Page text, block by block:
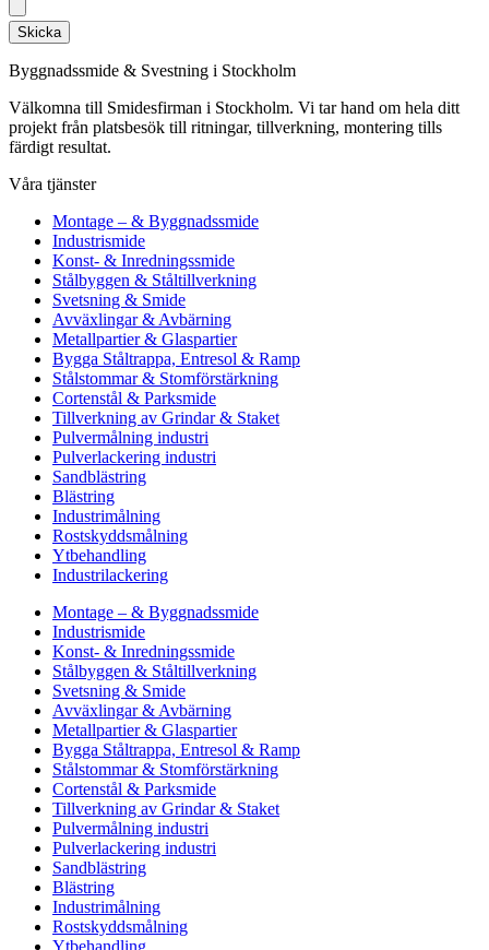
Skicka
Byggnadssmide & Svestning i Stockholm
Välkomna till Smidesfirman i Stockholm. Vi tar hand om hela ditt
projekt från platsbesök till ritningar, tillverkning, montering tills
färdigt resultat.
Våra tjänster
Montage – & Byggnadssmide
Industrismide
Konst- & Inredningssmide
Stålbyggen & Ståltillverkning
Svetsning & Smide
Avväxlingar & Avbärning
Metallpartier & Glaspartier
Bygga Ståltrappa, Entresol & Ramp
Stålstommar & Stomförstärkning
Cortenstål & Parksmide
Tillverkning av Grindar & Staket
Pulvermålning industri
Pulverlackering industri
Sandblästring
Blästring
Industrimålning
Rostskyddsmålning
Ytbehandling
Industrilackering
Montage – & Byggnadssmide
Industrismide
Konst- & Inredningssmide
Stålbyggen & Ståltillverkning
Svetsning & Smide
Avväxlingar & Avbärning
Metallpartier & Glaspartier
Bygga Ståltrappa, Entresol & Ramp
Stålstommar & Stomförstärkning
Cortenstål & Parksmide
Tillverkning av Grindar & Staket
Pulvermålning industri
Pulverlackering industri
Sandblästring
Blästring
Industrimålning
Rostskyddsmålning
Ytbehandling